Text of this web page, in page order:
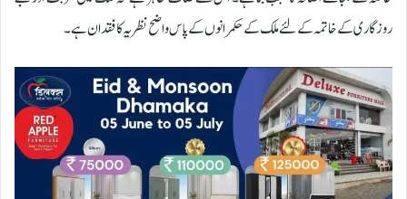
روزگاری کے خاتمہ کے لئے ملک کے حکمرانوں کے پاس واضح نظریہ کا فقدان ہے۔